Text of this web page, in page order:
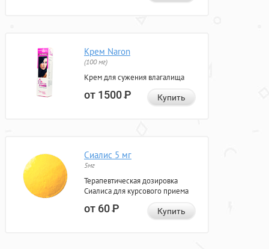
Крем Naron
(100 мг)
Крем для сужения влагалища
от 1500Р Купить
Сиалис 5 мг
5мг
Терапевтическая дозировка
Сиалиса для курсового приема
от 60Р Купить